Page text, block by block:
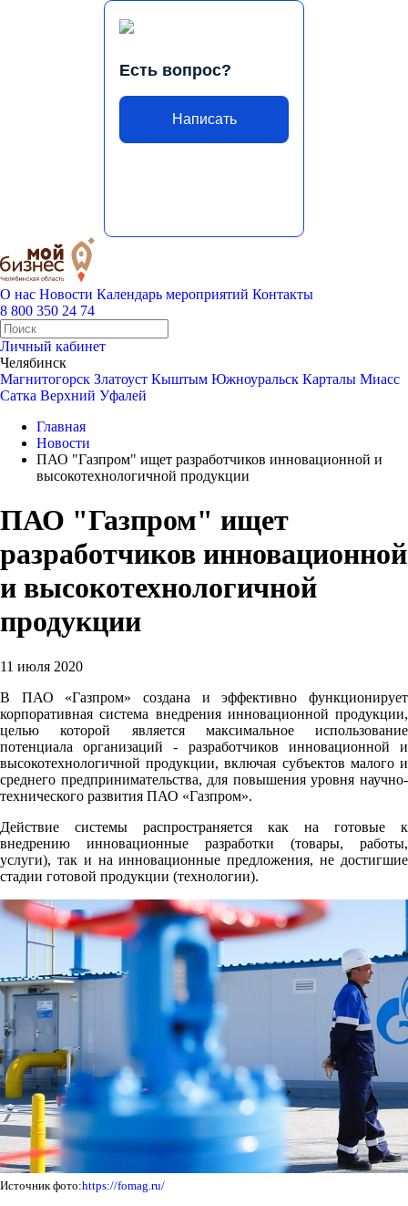
Есть вопрос?
Написать
О нас Новости Календарь мероприятий Контакты
8 800 350 24 74
Личный кабинет
Челябинск
Магнитогорск Златоуст Кыштым Южноуральск Карталы Миасс
Сатка Верхний Уфалей
Главная
Новости
ПАО "Газпром" ищет разработчиков инновационной и
высокотехнологичной продукции
ПАО "Газпром" ищет
разработчиков инновационной
и высокотехнологичной
продукции
11 июля 2020
В ПАО «Газпром» создана и эффективно функционирует
корпоративная система внедрения инновационной продукции,
целью которой является максимальное использование
потенциала организаций - разработчиков инновационной и
высокотехнологичной продукции, включая субъектов малого и
среднего предпринимательства, для повышения уровня научно-
технического развития ПАО «Газпром».
Действие системы распространяется как на готовые к
внедрению инновационные разработки (товары, работы,
услуги), так и на инновационные предложения, не достигшие
стадии готовой продукции (технологии).
Источник фото:https://fomag.ru/